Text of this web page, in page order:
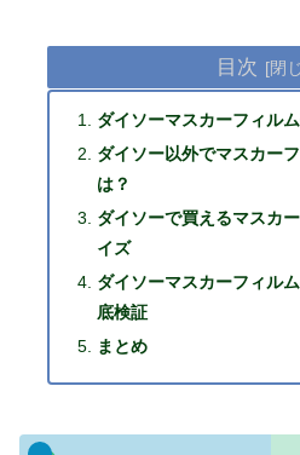
目次
ダイソーマスカーフィル
ダイソー以外でマスカー
は？
ダイソーで買えるマスカ
イズ
ダイソーマスカーフィル
底検証
まとめ